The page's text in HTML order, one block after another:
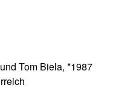
Tom Biela, *1987